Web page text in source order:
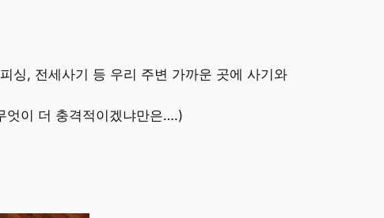
싱, 전세사기 등 우리 주변 가까운 곳에 사기와
엇이 더 충격적이겠냐만은….)